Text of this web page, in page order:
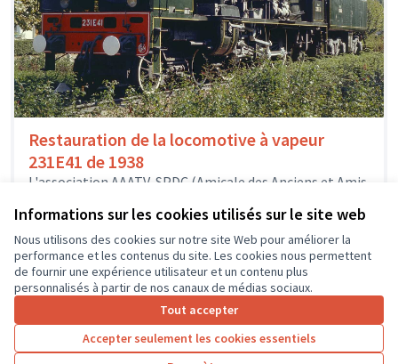
Informations sur les cookies utilisés sur le site web
Nous utilisons des cookies sur notre site Web pour améliorer la
performance et les contenus du site. Les cookies nous permettent
de fournir une expérience utilisateur et un contenu plus
personnalisés à partir de nos canaux de médias sociaux.
Tout accepter
Accepter seulement les cookies essentiels
Restauration de la locomotive à vapeur
231E41 de 1938
L'association AAATV-SPDC (Amicale des Anciens et Amis
restaure la célèbre locomotive à vapeur...
Culture et patrimoine Saint-Pierre-des-Corps
Résultats par page : 25
1 2 3 4